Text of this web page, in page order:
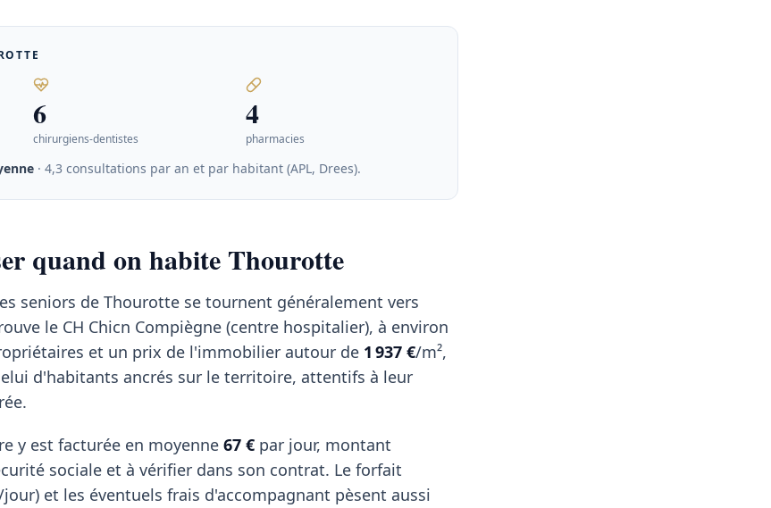
6
chirurgiens-dentistes
4
pharmacies
· 4,3 consultations par an et par habitant (APL, Drees).
quand on habite Thourotte
seniors de Thourotte se tournent généralement vers
le CH Chicn Compiègne (centre hospitalier), à environ
et un prix de l'immobilier autour de 1 937 €/m²,
d'habitants ancrés sur le territoire, attentifs à leur
y est facturée en moyenne 67 € par jour, montant
sociale et à vérifier dans son contrat. Le forfait
et les éventuels frais d'accompagnant pèsent aussi